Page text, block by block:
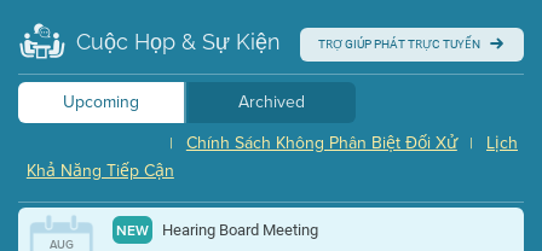
Cuộc Họp & Sự Kiện TRỢ GIÚP PHÁT TRỰC TUYẾN
Upcoming
Archived
Lịch
|
Chính Sách Không Phân Biệt Đối Xử
|
Khả Năng Tiếp Cận
AUG
NEW Hearing Board Meeting